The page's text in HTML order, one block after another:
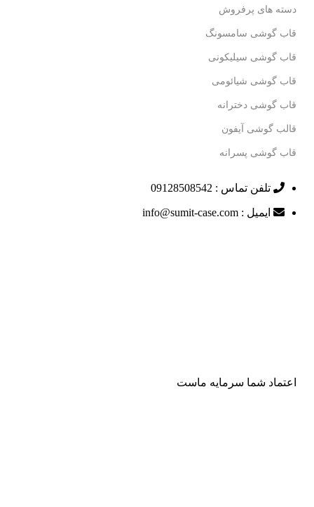
دسته های پرفروش
قاب گوشی سامسونگ
قاب گوشی سیلیکونی
قاب گوشی شیائومی
قاب گوشی دخترانه
قالب گوشی آیفون
قاب گوشی پسرانه
تلفن تماس : 09128508542
ایمیل : info@sumit-case.com
اعتماد شما سرمایه ماست